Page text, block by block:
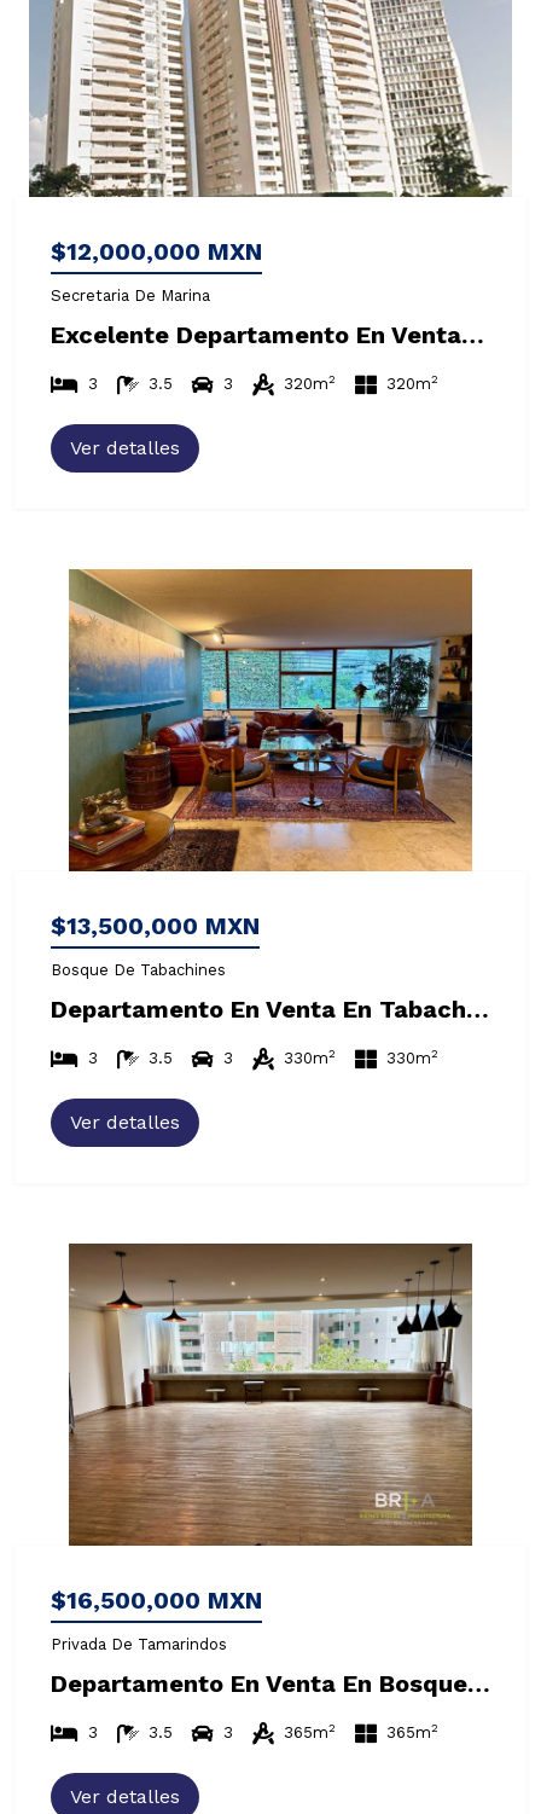
$12,000,000 MXN
Secretaria De Marina
Excelente Departamento En Venta En Bosque Alto
3 3.5 3 320m2 320m2
Ver detalles
$13,500,000 MXN
Bosque De Tabachines
Departamento En Venta En Tabachines
3 3.5 3 330m2 330m2
Ver detalles
$16,500,000 MXN
Privada De Tamarindos
Departamento En Venta En Bosques De Las Lomas
3 3.5 3 365m2 365m2
Ver detalles